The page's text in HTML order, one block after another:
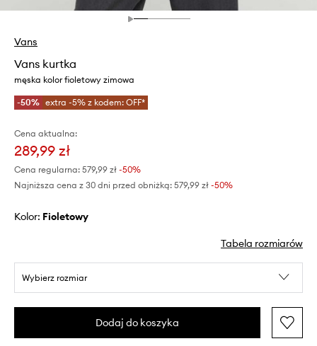
Vans
Vans kurtka
męska kolor fioletowy zimowa
-50% extra -5% z kodem: OFF*
Cena aktualna:
289,99 zł
Cena regularna: 579,99 zł -50%
Najniższa cena z 30 dni przed obniżką: 579,99 zł -50%
Kolor: fioletowy
Tabela rozmiarów
Wybierz rozmiar
Dodaj do koszyka